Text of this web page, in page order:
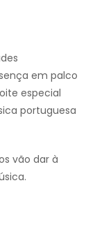
em palco
especial
portuguesa
vão dar à